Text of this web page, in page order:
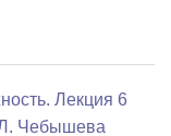
Лекция 6
Чебышева